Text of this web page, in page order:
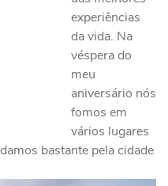
experiências
da vida. Na
véspera do
meu
aniversário nós
fomos em
vários lugares
bastante pela cidade